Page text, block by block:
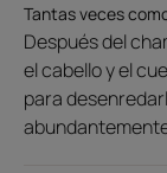
9 aplicaciones.
** Según la
Ventaja
Tantas veces
Después del
el cabello y el
para